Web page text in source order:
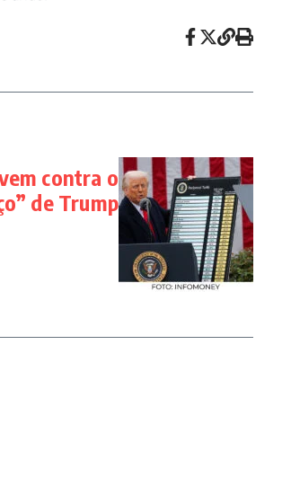
contra o
de Trump